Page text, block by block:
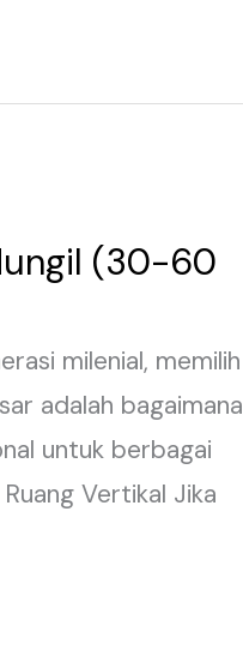
(30-60
milenial, memilih
adalah bagaimana
untuk berbagai
Vertikal Jika